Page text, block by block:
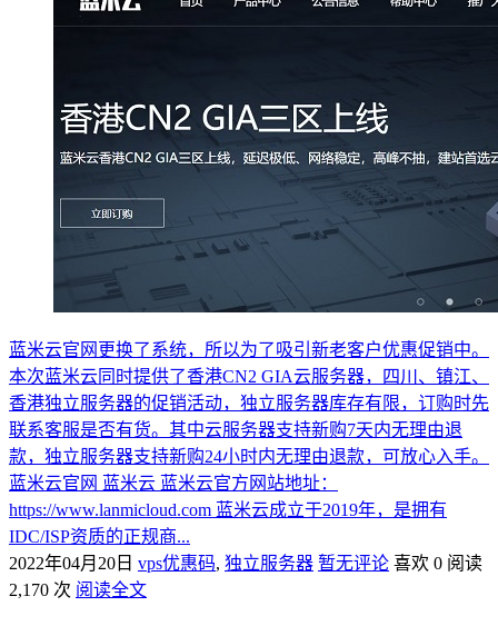
蓝米云官网更换了系统，所以为了吸引新老客户优惠促销中。
本次蓝米云同时提供了香港CN2 GIA云服务器，四川、镇江、
香港独立服务器的促销活动，独立服务器库存有限，订购时先
联系客服是否有货。其中云服务器支持新购7天内无理由退
款，独立服务器支持新购24小时内无理由退款，可放心入手。
蓝米云官网 蓝米云 蓝米云官方网站地址：
https://www.lanmicloud.com 蓝米云成立于2019年，是拥有
IDC/ISP资质的正规商...
2022年04月20日 vps优惠码, 独立服务器 暂无评论 喜欢 0 阅读
2,170 次 阅读全文